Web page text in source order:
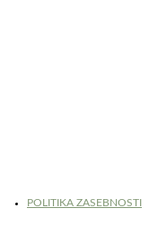
POLITIKA ZASEBNOSTI